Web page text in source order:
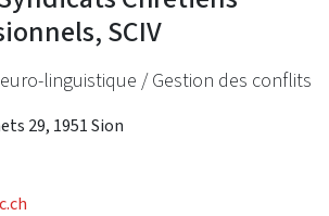
SCIV
linguistique / Gestion des conflits
29, 1951 Sion